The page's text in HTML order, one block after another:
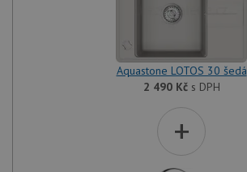
Aquastone LOTOS 30 šedá
2 490 Kčs DPH
+